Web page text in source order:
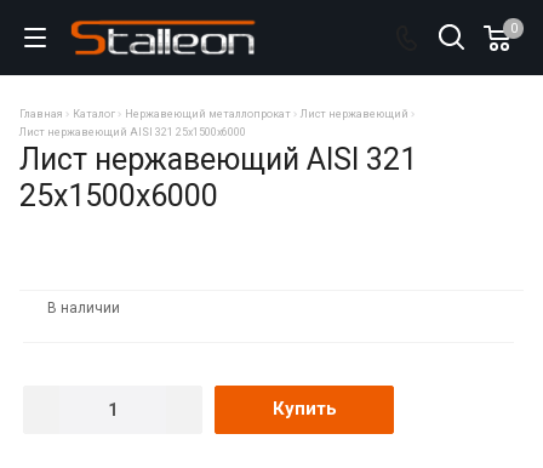
0
Главная Каталог Нержавеющий металлопрокат
Лист нержавеющий
Лист нержавеющий AISI 321 25х1500х6000
Лист нержавеющий AISI 321
25х1500х6000
В наличии
Купить